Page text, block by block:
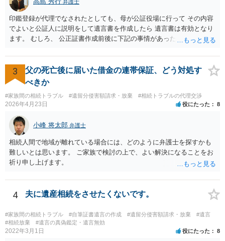
マシ」ということで、 合意の可能性が出てきます。 応じるかどうか
は、判決になったらどうなりそうか、という点についての検討が不可
欠ですので、 初めに述べた通り、代理人と相談するか、資料を持って
面談相談に行ってみることをお勧めします。
弁護士
印鑑登録が代理でなされたとしても、母が公証役場に行って その内容
でよいと公証人に説明をして遺言書を作成したら 遺言書は有効となり
ます。 むしろ、 公正証書作成前後に下記の事情があったことが証明で
月に携帯が新しくなった母からの第一声は「ここにいたら殺される」
「面会に来てくれ」で、長男に聞くと「面会は出来ない。俺は携帯電
話の使い方を教える為に会っている」「母の話は聞かなくて良い」と
電話が切れました。その後の電話でも「食事に毒が入っている」「体
にチップが埋められている」等、おかしかったです。 当時の診療記
録、介護認定の資料、介護記録を取得して 弁護士に面談で相談された
方がよいと思います。
3
父の死亡後に届いた借金の連帯保証、どう対処す
べきか
#家族間の相続トラブル #遺留分侵害額請求・放棄 #相続トラブルの代理交渉
2026年4月23日 役にたった 8
小峰 将太郎 弁護士
相続人間で地域が離れている場合には、どのように弁護士を探すかも
難しいとは思います。 ご家族で検討の上で、よい解決になることをお
祈り申し上げます。
4 夫に遺産相続をさせたくないです。
#家族間の相続トラブル #自筆証書遺言の作成 #遺留分侵害額請求・放棄
#遺言
#相続放棄
#遺言の真偽鑑定・遺言無効
2022年3月1日 役にたった 8